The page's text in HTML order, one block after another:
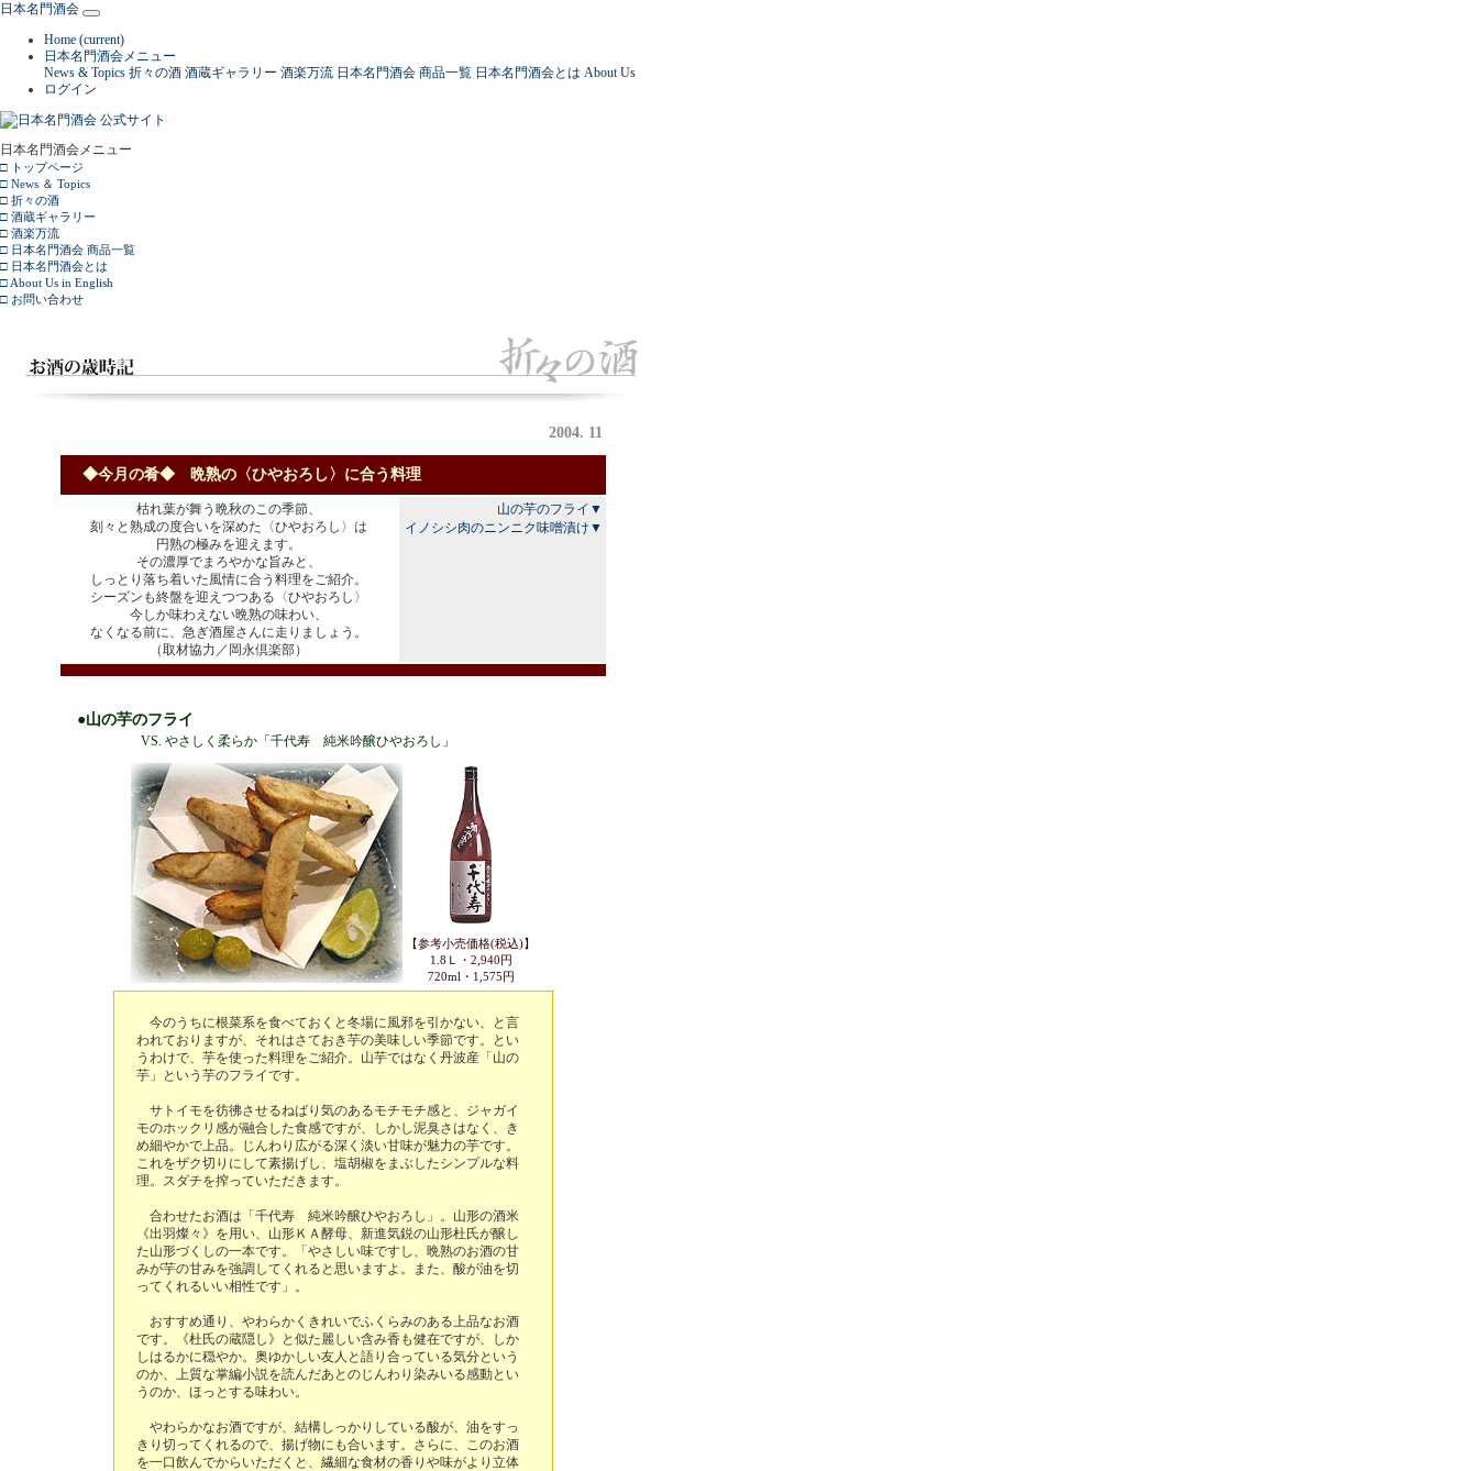
日本名門酒会
Home (current)
日本名門酒会メニュー
News & Topics 折々の酒 酒蔵ギャラリー 酒楽万流 日本名門酒会 商品一覧 日本名門酒会とは About Us
ログイン
日本名門酒会メニュー
□ トップページ
□ News ＆ Topics
□ 折々の酒
□ 酒蔵ギャラリー
□ 酒楽万流
□ 日本名門酒会 商品一覧
□ 日本名門酒会とは
□ About Us in English
□ お問い合わせ
2004. 11
◆今月の肴◆ 晩熟の〈ひやおろし〉に合う料理
枯れ葉が舞う晩秋のこの季節、
刻々と熟成の度合いを深めた〈ひやおろし〉は
円熟の極みを迎えます。
その濃厚でまろやかな旨みと、
しっとり落ち着いた風情に合う料理をご紹介。
シーズンも終盤を迎えつつある〈ひやおろし〉
今しか味わえない晩熟の味わい、
なくなる前に、急ぎ酒屋さんに走りましょう。
（取材協力／岡永倶楽部）
山の芋のフライ▼
イノシシ肉のニンニク味噌漬け▼
●山の芋のフライ
VS. やさしく柔らか「千代寿 純米吟醸ひやおろし」
【参考小売価格(税込)】
1.8Ｌ・2,940円
720ml・1,575円
今のうちに根菜系を食べておくと冬場に風邪を引かない、と言
われておりますが、それはさておき芋の美味しい季節です。とい
うわけで、芋を使った料理をご紹介。山芋ではなく丹波産「山の
芋」という芋のフライです。
サトイモを彷彿させるねばり気のあるモチモチ感と、ジャガイ
モのホックリ感が融合した食感ですが、しかし泥臭さはなく、き
め細やかで上品。じんわり広がる深く淡い甘味が魅力の芋です。
これをザク切りにして素揚げし、塩胡椒をまぶしたシンプルな料
理。スダチを搾っていただきます。
合わせたお酒は「千代寿 純米吟醸ひやおろし」。山形の酒米
《出羽燦々》を用い、山形ＫＡ酵母、新進気鋭の山形杜氏が醸し
た山形づくしの一本です。「やさしい味ですし、晩熟のお酒の甘
みが芋の甘みを強調してくれると思いますよ。また、酸が油を切
ってくれるいい相性です」。
おすすめ通り、やわらかくきれいでふくらみのある上品なお酒
です。《杜氏の蔵隠し》と似た麗しい含み香も健在ですが、しか
しはるかに穏やか。奥ゆかしい友人と語り合っている気分という
のか、上質な掌編小説を読んだあとのじんわり染みいる感動とい
うのか、ほっとする味わい。
やわらかなお酒ですが、結構しっかりしている酸が、油をすっ
きり切ってくれるので、揚げ物にも合います。さらに、このお酒
を一口飲んでからいただくと、繊細な食材の香りや味がより立体